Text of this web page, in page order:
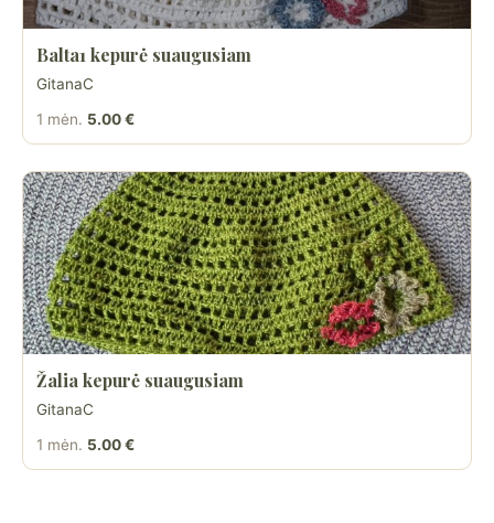
Balta1 kepurė suaugusiam
GitanaC
1 mėn. 5.00 €
Žalia kepurė suaugusiam
GitanaC
1 mėn. 5.00 €